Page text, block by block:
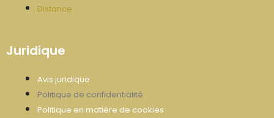
Distance
Juridique
Avis juridique
Politique de confidentialité
Politique en matière de cookies